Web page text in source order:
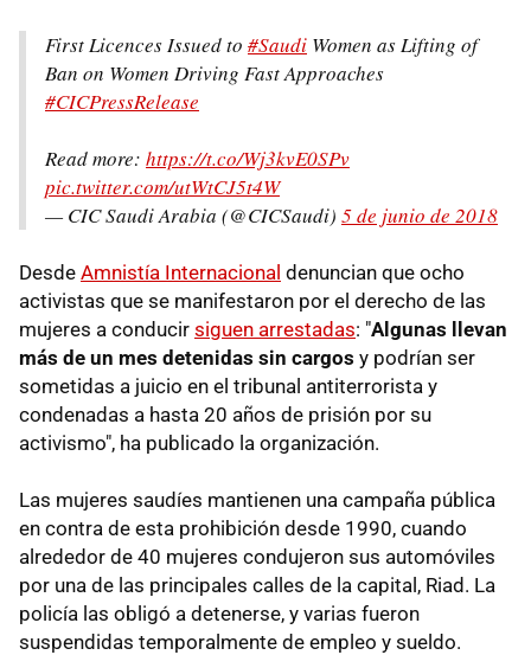
First Licences Issued to #Saudi Women as Lifting of
Ban on Women Driving Fast Approaches
#CICPressRelease
Read more: https://t.co/Wj3kvE0SPv
pic.twitter.com/utWtCJ5t4W
— CIC Saudi Arabia (@CICSaudi) 5 de junio de 2018
Desde Amnistía Internacional denuncian que ocho
activistas que se manifestaron por el derecho de las
mujeres a conducir siguen arrestadas: "Algunas llevan
más de un mes detenidas sin cargos y podrían ser
sometidas a juicio en el tribunal antiterrorista y
condenadas a hasta 20 años de prisión por su
activismo", ha publicado la organización.
Las mujeres saudíes mantienen una campaña pública
en contra de esta prohibición desde 1990, cuando
alrededor de 40 mujeres condujeron sus automóviles
por una de las principales calles de la capital, Riad. La
policía las obligó a detenerse, y varias fueron
suspendidas temporalmente de empleo y sueldo.